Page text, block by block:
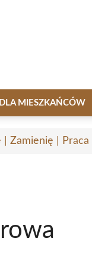
DLA MIESZKAŃCÓW
| Zamienię | Praca